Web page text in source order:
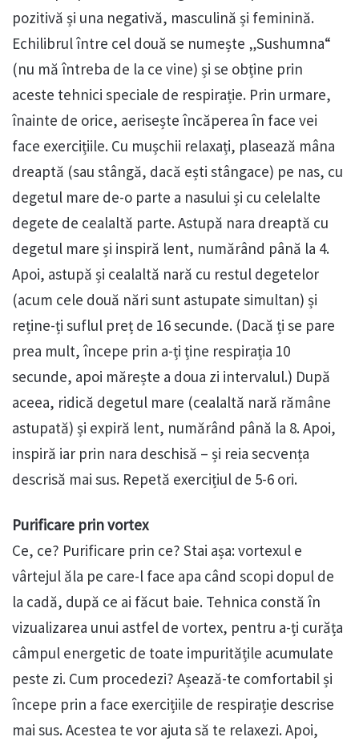
pozitivă și una negativă, masculină și feminină.
Echilibrul între cel două se numește „Sushumna“
(nu mă întreba de la ce vine) și se obține prin
aceste tehnici speciale de respirație. Prin urmare,
înainte de orice, aerisește încăperea în face vei
face exercițiile. Cu mușchii relaxați, plasează mâna
dreaptă (sau stângă, dacă ești stângace) pe nas, cu
degetul mare de-o parte a nasului și cu celelalte
degete de cealaltă parte. Astupă nara dreaptă cu
degetul mare și inspiră lent, numărând până la 4.
Apoi, astupă și cealaltă nară cu restul degetelor
(acum cele două nări sunt astupate simultan) și
reține-ți suflul preț de 16 secunde. (Dacă ți se pare
prea mult, începe prin a-ți ține respirația 10
secunde, apoi mărește a doua zi intervalul.) După
aceea, ridică degetul mare (cealaltă nară rămâne
astupată) și expiră lent, numărând până la 8. Apoi,
inspiră iar prin nara deschisă – și reia secvența
descrisă mai sus. Repetă exercițiul de 5-6 ori.
Purificare prin vortex
Ce, ce? Purificare prin ce? Stai așa: vortexul e
vârtejul ăla pe care-l face apa când scopi dopul de
la cadă, după ce ai făcut baie. Tehnica constă în
vizualizarea unui astfel de vortex, pentru a-ți curăța
câmpul energetic de toate impuritățile acumulate
peste zi. Cum procedezi? Așează-te comfortabil și
începe prin a face exercițiile de respirație descrise
mai sus. Acestea te vor ajuta să te relaxezi. Apoi,